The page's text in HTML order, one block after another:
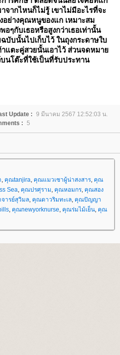
ากไหนก็ไม่รู้ เขาไม่มีอะไรที่จะ
อย่างคุณหนูของแก เหมาะสม
ๆกับเธอหรือสูงกว่าเธอเท่านั้น
บับนั้นไปเก็บไว้ ในถุงกระดาษใบ
าแตะคู่สวยนั้นเอาไว้ ส่วนจดหมา
นโต๊ะที่ใช้เป็นที่รับประทาน
Update : 9 มีนาคม 2567 12:52:03 น.
: 5
, คุณtanjira, คุณแมวเซาผู้น่าสงสาร, คุณ
Sea, คุณปรศุราม, คุณหอมกร, คุณสอง
ารย์สุวิมล, คุณดาวริมทะเล, คุณปัญญา
, คุณnewyorknurse, คุณร่มไม้เย็น, คุณ